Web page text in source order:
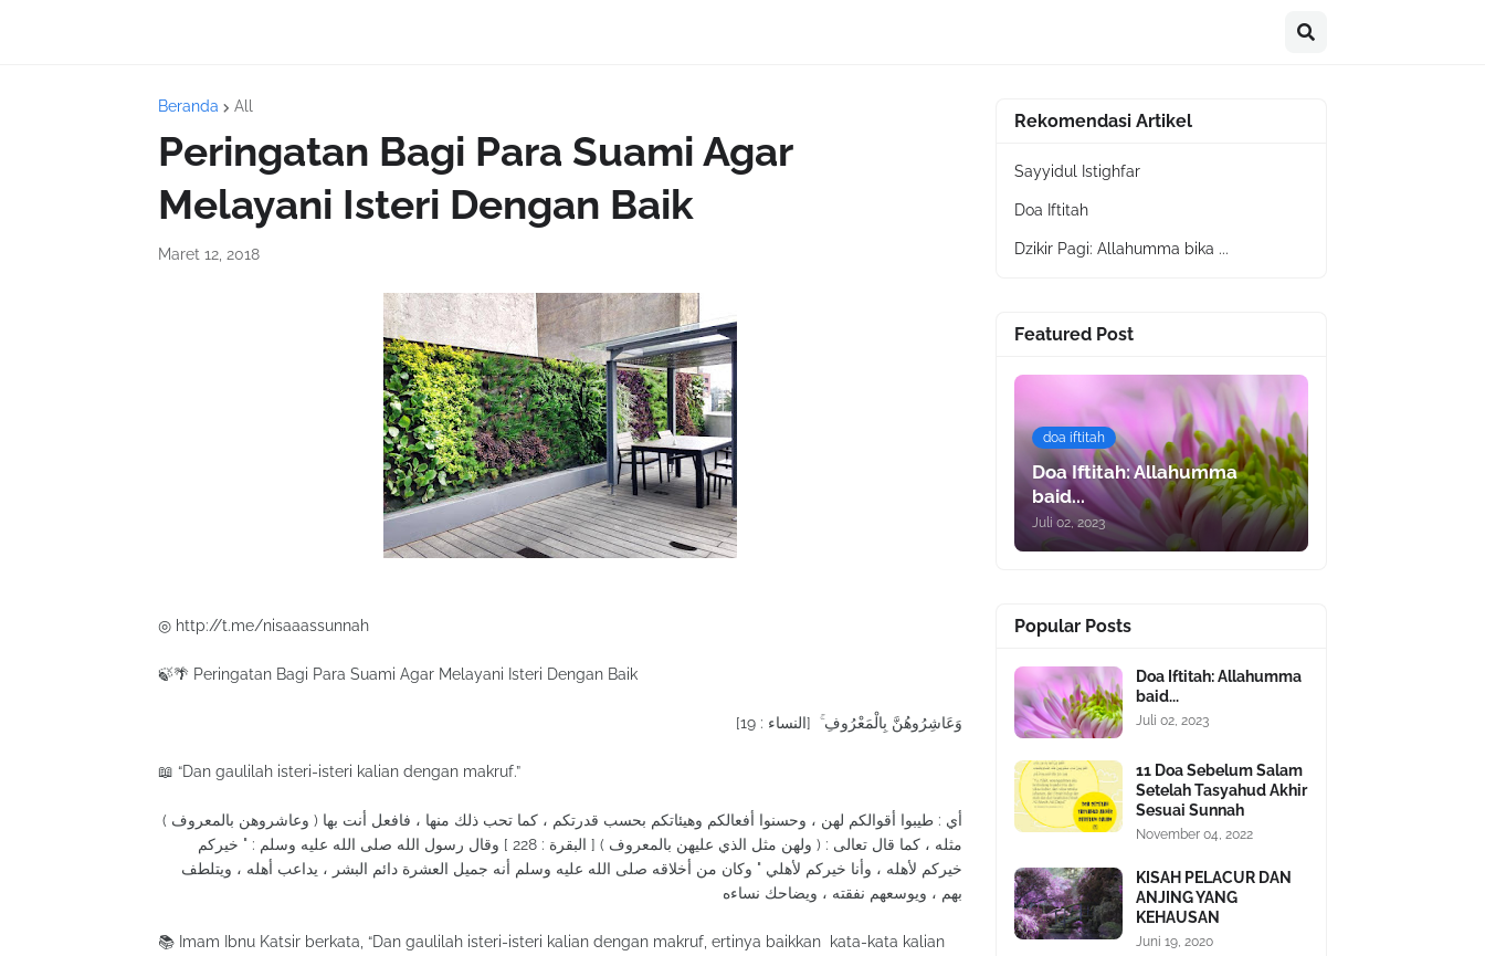
Beranda All
Peringatan Bagi Para Suami Agar
Melayani Isteri Dengan Baik
Maret 12, 2018
◎ http://t.me/nisaaassunnah
🍃🌴 Peringatan Bagi Para Suami Agar Melayani Isteri Dengan Baik
وَعَاشِرُوهُنَّ بِالْمَعْرُوفِ ۚ [النساء : 19]
📖 “Dan gaulilah isteri-isteri kalian dengan makruf.”
( وعاشروهن بالمعروف ) أي : طيبوا أقوالكم لهن ، وحسنوا أفعالكم وهيئاتكم بحسب قدرتكم ، كما تحب ذلك منها ، فافعل أنت بها
مثله ، كما قال تعالى : ( ولهن مثل الذي عليهن بالمعروف ) [ البقرة : 228 ] وقال رسول الله صلى الله عليه وسلم : " خيركم
خيركم لأهله ، وأنا خيركم لأهلي " وكان من أخلاقه صلى الله عليه وسلم أنه جميل العشرة دائم البشر ، يداعب أهله ، ويتلطف
بهم ، ويوسعهم نفقته ، ويضاحك نساءه
📚 Imam Ibnu Katsir berkata, “Dan gaulilah isteri-isteri kalian dengan makruf, ertinya baikkan kata-kata kalian
Rekomendasi Artikel
Sayyidul Istighfar
Doa Iftitah
Dzikir Pagi: Allahumma bika ...
Featured Post
doa iftitah
Doa Iftitah: Allahumma
baid...
Juli 02, 2023
Popular Posts
Doa Iftitah: Allahumma
baid...
Juli 02, 2023
11 Doa Sebelum Salam
Setelah Tasyahud Akhir
Sesuai Sunnah
November 04, 2022
KISAH PELACUR DAN
ANJING YANG
KEHAUSAN
Juni 19, 2020